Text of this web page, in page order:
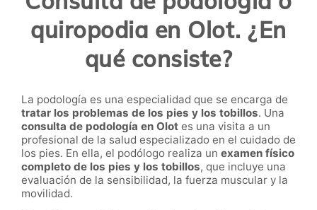
quiropodia en Olot. ¿En
qué consiste?
La podología es una especialidad que se encarga de
tratar los problemas de los pies y los tobillos. Una
consulta de podología en Olot es una visita a un
profesional de la salud especializado en el cuidado de
los pies. En ella, el podólogo realiza un examen físico
completo de los pies y los tobillos, que incluye una
evaluación de la sensibilidad, la fuerza muscular y la
movilidad.